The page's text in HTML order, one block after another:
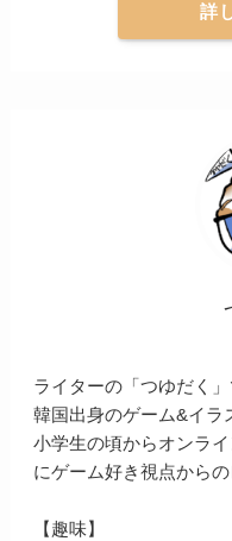
詳
ライターの「つゆだく」
韓国出身のゲーム&イラ
小学生の頃からオンラ
にゲーム好き視点から
【趣味】